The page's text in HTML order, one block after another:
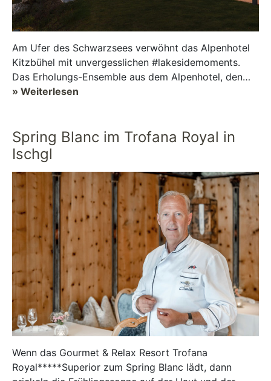
Am Ufer des Schwarzsees verwöhnt das Alpenhotel
Kitzbühel mit unvergesslichen #lakesidemoments.
Das Erholungs-Ensemble aus dem Alpenhotel, den
Dependancen Das Steghaus und der Lakes...
» Weiterlesen
Spring Blanc im Trofana Royal in
Ischgl
Wenn das Gourmet & Relax Resort Trofana
Royal*****Superior zum Spring Blanc lädt, dann